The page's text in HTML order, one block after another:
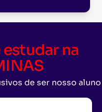
na
de ser nosso aluno